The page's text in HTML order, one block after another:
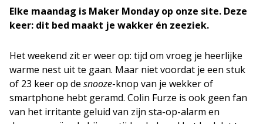
Elke maandag is Maker Monday op onze site. Deze
keer: dit bed maakt je wakker én zeeziek.
Het weekend zit er weer op: tijd om vroeg je heerlijke
warme nest uit te gaan. Maar niet voordat je een stuk
of 23 keer op de snooze-knop van je wekker of
smartphone hebt geramd. Colin Furze is ook geen fan
van het irritante geluid van zijn sta-op-alarm en